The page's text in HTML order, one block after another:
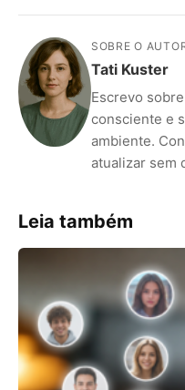
SOBRE O
Tati Kuster
Escrevo
consciente e
ambiente.
atualizar sem
Leia também